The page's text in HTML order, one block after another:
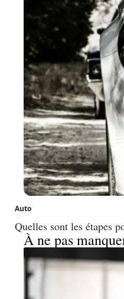
Auto
Quelles sont les étapes
À ne pas